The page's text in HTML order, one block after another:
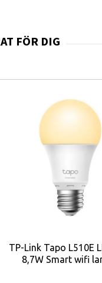
för smidig anslutning till
TP-Link Tapo L510E
8,7W Smart wifi